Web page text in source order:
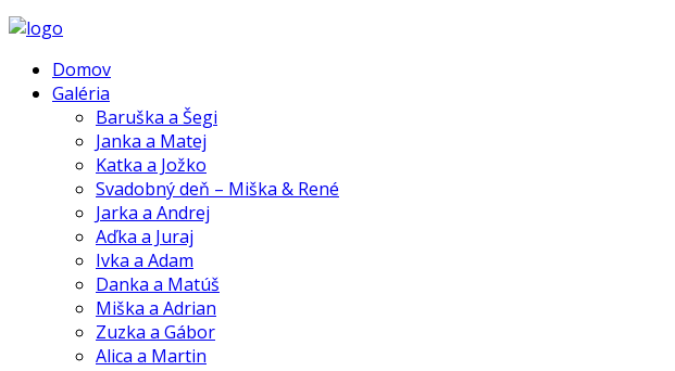
Domov
Galéria
Baruška a Šegi
Janka a Matej
Katka a Jožko
Svadobný deň – Miška & René
Jarka a Andrej
Aďka a Juraj
Ivka a Adam
Danka a Matúš
Miška a Adrian
Zuzka a Gábor
Alica a Martin